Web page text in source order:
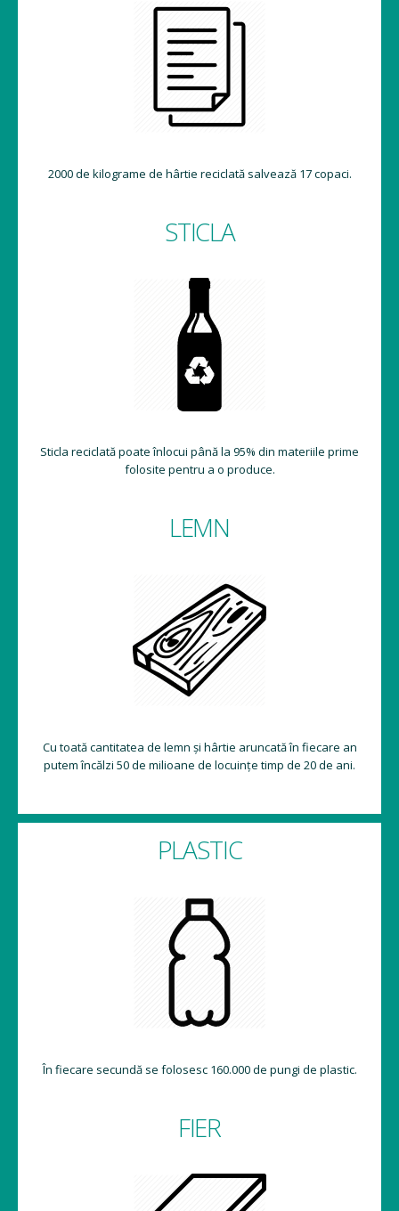
2000 de kilograme de hârtie reciclată salvează 17 copaci.
STICLA
Sticla reciclată poate înlocui până la 95% din materiile prime
folosite pentru a o produce.
LEMN
Cu toată cantitatea de lemn și hârtie aruncată în fiecare an
putem încălzi 50 de milioane de locuințe timp de 20 de ani.
PLASTIC
În fiecare secundă se folosesc 160.000 de pungi de plastic.
FIER